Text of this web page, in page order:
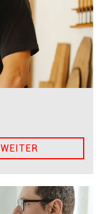
WEITER